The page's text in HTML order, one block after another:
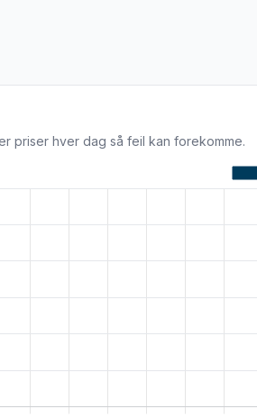
priser hver dag så feil kan forekomme.